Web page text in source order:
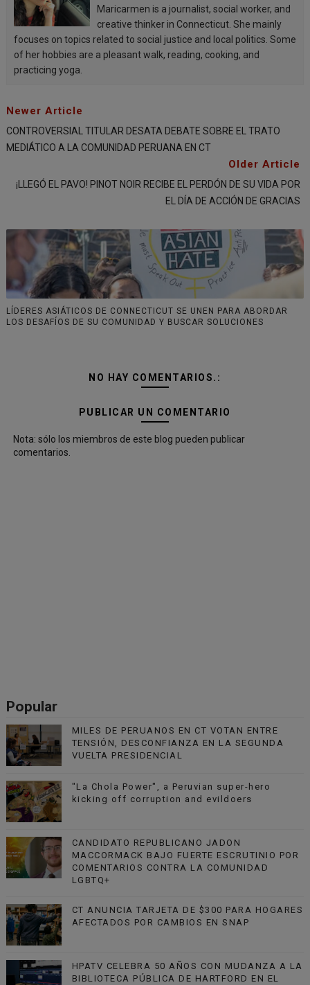
Maricarmen is a journalist, social worker, and
creative thinker in Connecticut. She mainly
focuses on topics related to social justice and local politics. Some
of her hobbies are a pleasant walk, reading, cooking, and
practicing yoga.
Newer Article
CONTROVERSIAL TITULAR DESATA DEBATE SOBRE EL TRATO
MEDIÁTICO A LA COMUNIDAD PERUANA EN CT
Older Article
¡LLEGÓ EL PAVO! PINOT NOIR RECIBE EL PERDÓN DE SU VIDA POR
EL DÍA DE ACCIÓN DE GRACIAS
LÍDERES ASIÁTICOS DE CONNECTICUT SE UNEN PARA ABORDAR
LOS DESAFÍOS DE SU COMUNIDAD Y BUSCAR SOLUCIONES
NO HAY COMENTARIOS.:
PUBLICAR UN COMENTARIO
Nota: sólo los miembros de este blog pueden publicar
comentarios.
Popular
MILES DE PERUANOS EN CT VOTAN ENTRE
TENSIÓN, DESCONFIANZA EN LA SEGUNDA
VUELTA PRESIDENCIAL
"La Chola Power", a Peruvian super-hero
kicking off corruption and evildoers
CANDIDATO REPUBLICANO JADON
MACCORMACK BAJO FUERTE ESCRUTINIO POR
COMENTARIOS CONTRA LA COMUNIDAD
LGBTQ+
CT ANUNCIA TARJETA DE $300 PARA HOGARES
AFECTADOS POR CAMBIOS EN SNAP
HPATV CELEBRA 50 AÑOS CON MUDANZA A LA
BIBLIOTECA PÚBLICA DE HARTFORD EN EL